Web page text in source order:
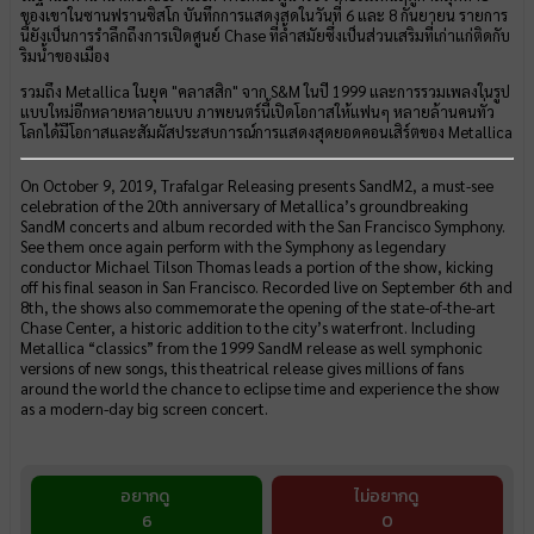
ของเขาในซานฟรานซิสโก บันทึกการแสดงสดในวันที่ 6 และ 8 กันยายน รายการ
นี้ยังเป็นการรำลึกถึงการเปิดศูนย์ Chase ที่ล้ำสมัยซึ่งเป็นส่วนเสริมที่เก่าแก่ติดกับ
ริมน้ำของเมือง
รวมถึง Metallica ในยุค "คลาสสิก" จาก S&M ในปี 1999 และการรวมเพลงในรูป
แบบใหม่อีกหลายหลายแบบ ภาพยนตร์นี้เปิดโอกาสให้แฟนๆ หลายล้านคนทั่ว
โลกได้มีโอกาสและสัมผัสประสบการณ์การแสดงสุดยอดคอนเสิร์ตของ Metallica
On October 9, 2019, Trafalgar Releasing presents SandM2, a must-see
celebration of the 20th anniversary of Metallica’s groundbreaking
SandM concerts and album recorded with the San Francisco Symphony.
See them once again perform with the Symphony as legendary
conductor Michael Tilson Thomas leads a portion of the show, kicking
off his final season in San Francisco. Recorded live on September 6th and
8th, the shows also commemorate the opening of the state-of-the-art
Chase Center, a historic addition to the city’s waterfront. Including
Metallica “classics” from the 1999 SandM release as well symphonic
versions of new songs, this theatrical release gives millions of fans
around the world the chance to eclipse time and experience the show
as a modern-day big screen concert.
อยากดู
6
ไม่อยากดู
0